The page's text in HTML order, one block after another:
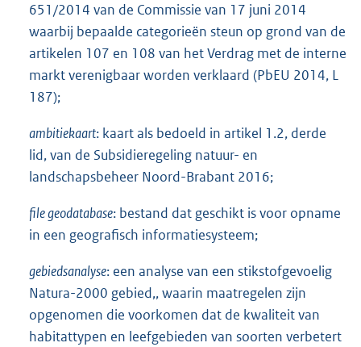
651/2014 van de Commissie van 17 juni 2014
waarbij bepaalde categorieën steun op grond van de
artikelen 107 en 108 van het Verdrag met de interne
markt verenigbaar worden verklaard (PbEU 2014, L
187);
ambitiekaart: kaart als bedoeld in artikel 1.2, derde
lid, van de Subsidieregeling natuur- en
landschapsbeheer Noord-Brabant 2016;
file geodatabase: bestand dat geschikt is voor opname
in een geografisch informatiesysteem;
gebiedsanalyse: een analyse van een stikstofgevoelig
Natura-2000 gebied,, waarin maatregelen zijn
opgenomen die voorkomen dat de kwaliteit van
habitattypen en leefgebieden van soorten verbetert